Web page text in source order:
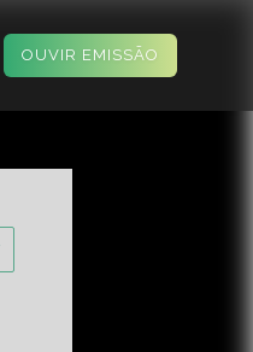
OUVIR EMISSÃO